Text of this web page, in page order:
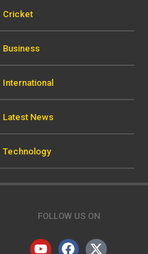
Cricket
Business
International
Latest News
Technology
FOLLOW US ON